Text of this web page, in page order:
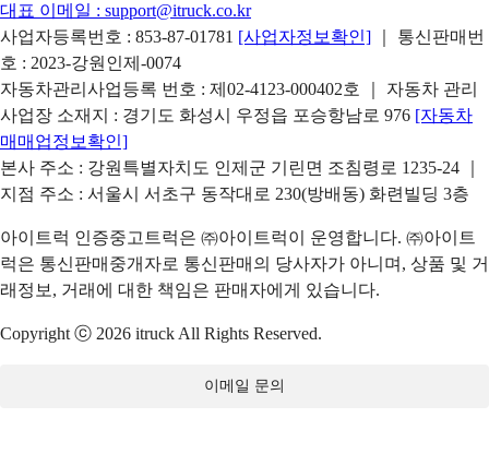
대표 이메일 : support@itruck.co.kr
사업자등록번호 : 853-87-01781 [사업자정보확인]
｜ 통신판매번
호 : 2023-강원인제-0074
자동차관리사업등록 번호 : 제02-4123-000402호 ｜ 자동차 관리
사업장 소재지 : 경기도 화성시 우정읍 포승항남로 976 [자동차
매매업정보확인]
본사 주소 : 강원특별자치도 인제군 기린면 조침령로 1235-24 ｜
지점 주소 : 서울시 서초구 동작대로 230(방배동) 화련빌딩 3층
아이트럭 인증중고트럭은 ㈜아이트럭이 운영합니다. ㈜아이트
럭은 통신판매중개자로 통신판매의 당사자가 아니며, 상품 및 거
래정보, 거래에 대한 책임은 판매자에게 있습니다.
Copyright ⓒ 2026 itruck All Rights Reserved.
이메일 문의